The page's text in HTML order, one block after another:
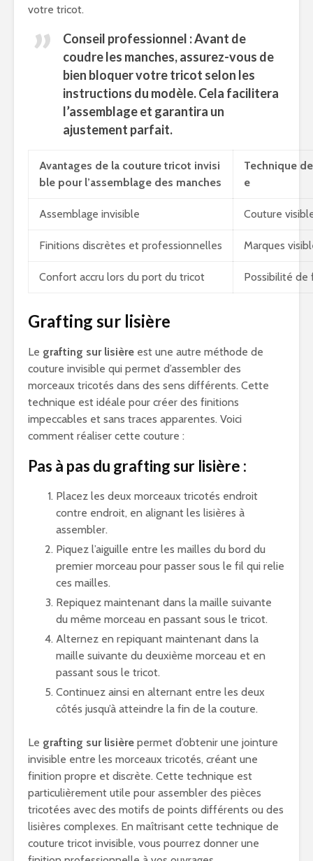
votre tricot.
Conseil professionnel : Avant de
coudre les manches, assurez-vous de
bien bloquer votre tricot selon les
instructions du modèle. Cela facilitera
l’assemblage et garantira un
ajustement parfait.
Avantages de la couture tricot invisi
ble pour l’assemblage des manches
Technique
e
Assemblage invisible Couture
Finitions discrètes et professionnelles Marques
Confort accru lors du port du tricot Possibilité
Grafting sur lisière
Le grafting sur lisière est une autre méthode de
couture invisible qui permet d’assembler des
morceaux tricotés dans des sens différents. Cette
technique est idéale pour créer des finitions
impeccables et sans traces apparentes. Voici
comment réaliser cette couture :
Pas à pas du grafting sur lisière :
Placez les deux morceaux tricotés endroit
contre endroit, en alignant les lisières à
assembler.
Piquez l’aiguille entre les mailles du bord du
premier morceau pour passer sous le fil qui relie
ces mailles.
Repiquez maintenant dans la maille suivante
du même morceau en passant sous le tricot.
Alternez en repiquant maintenant dans la
maille suivante du deuxième morceau et en
passant sous le tricot.
Continuez ainsi en alternant entre les deux
côtés jusqu’à atteindre la fin de la couture.
Le grafting sur lisière permet d’obtenir une jointure
invisible entre les morceaux tricotés, créant une
finition propre et discrète. Cette technique est
particulièrement utile pour assembler des pièces
tricotées avec des motifs de points différents ou des
lisières complexes. En maîtrisant cette technique de
couture tricot invisible, vous pourrez donner une